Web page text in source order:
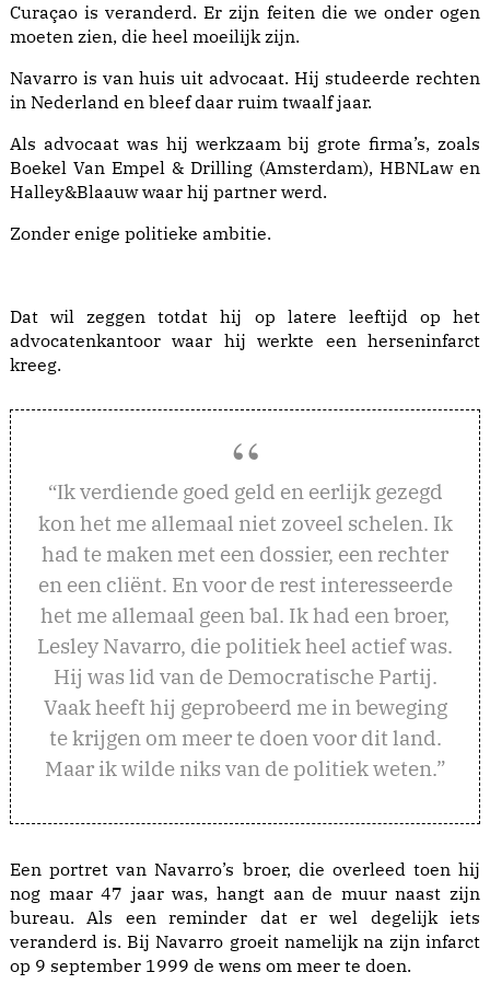
Curaçao is veranderd. Er zijn feiten die we onder ogen
moeten zien, die heel moeilijk zijn.
Navarro is van huis uit advocaat. Hij studeerde rechten
in Nederland en bleef daar ruim twaalf jaar.
Als advocaat was hij werkzaam bij grote firma’s, zoals
Boekel Van Empel & Drilling (Amsterdam), HBNLaw en
Halley&Blaauw waar hij partner werd.
Zonder enige politieke ambitie.
Dat wil zeggen totdat hij op latere leeftijd op het
advocatenkantoor waar hij werkte een herseninfarct
kreeg.
“Ik verdiende goed geld en eerlijk gezegd
kon het me allemaal niet zoveel schelen. Ik
had te maken met een dossier, een rechter
en een cliënt. En voor de rest interesseerde
het me allemaal geen bal. Ik had een broer,
Lesley Navarro, die politiek heel actief was.
Hij was lid van de Democratische Partij.
Vaak heeft hij geprobeerd me in beweging
te krijgen om meer te doen voor dit land.
Maar ik wilde niks van de politiek weten.”
Een portret van Navarro’s broer, die overleed toen hij
nog maar 47 jaar was, hangt aan de muur naast zijn
bureau. Als een reminder dat er wel degelijk iets
veranderd is. Bij Navarro groeit namelijk na zijn infarct
op 9 september 1999 de wens om meer te doen.